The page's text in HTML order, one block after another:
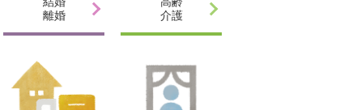
離婚
介護